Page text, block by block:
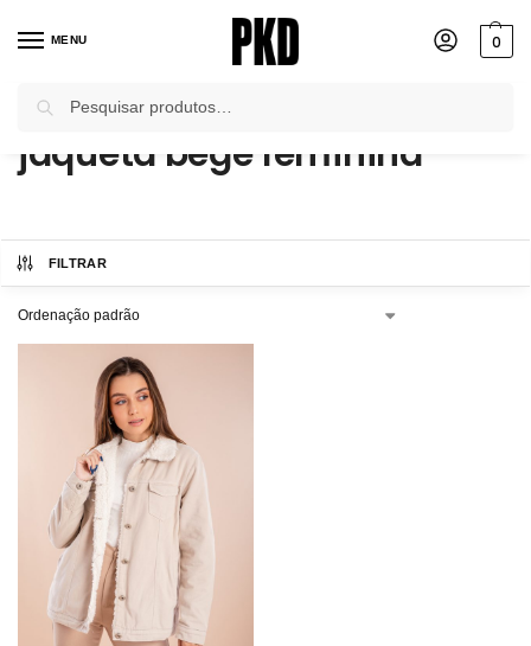
MENU 0
Início / Produtos marcados com a tag “jaqueta bege feminina”
jaqueta bege feminina
FILTRAR